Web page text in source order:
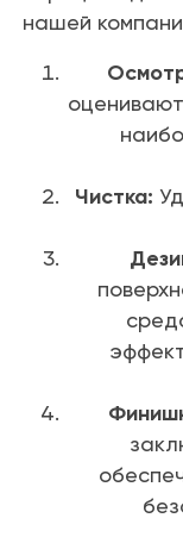
нашей
Чистка: